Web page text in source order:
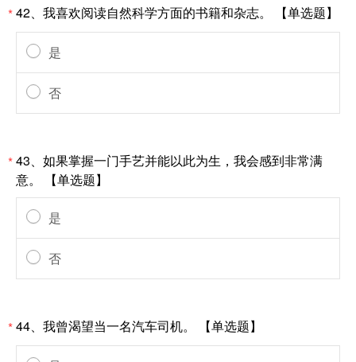
*42、我喜欢阅读自然科学方面的书籍和杂志。 【单选题】
是
否
*43、如果掌握一门手艺并能以此为生，我会感到非常满
意。 【单选题】
是
否
*44、我曾渴望当一名汽车司机。 【单选题】